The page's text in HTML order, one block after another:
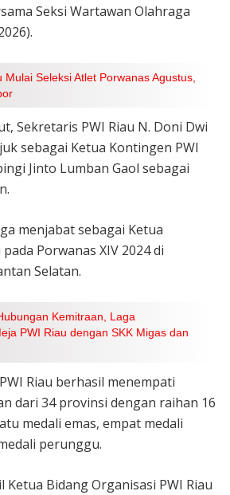
Seksi Wartawan Olahraga
Mulai Seleksi Atlet Porwanas Agustus,
Sekretaris PWI Riau N. Doni Dwi
sebagai Ketua Kontingen PWI
Jinto Lumban Gaol sebagai
menjabat sebagai Ketua
Porwanas XIV 2024 di
Selatan.
Kemitraan, Laga
PWI Riau dengan SKK Migas dan
Riau berhasil menempati
dari 34 provinsi dengan raihan 16
medali emas, empat medali
perunggu.
Ketua Bidang Organisasi PWI Riau